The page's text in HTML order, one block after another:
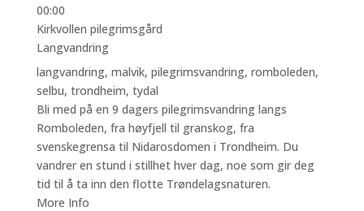
00:00
Kirkvollen pilegrimsgård
Langvandring
langvandring, malvik, pilegrimsvandring, romboleden,
selbu, trondheim, tydal
Bli med på en 9 dagers pilegrimsvandring langs
Romboleden, fra høyfjell til granskog, fra
svenskegrensa til Nidarosdomen i Trondheim. Du
vandrer en stund i stillhet hver dag, noe som gir deg
tid til å ta inn den flotte Trøndelagsnaturen.
More Info